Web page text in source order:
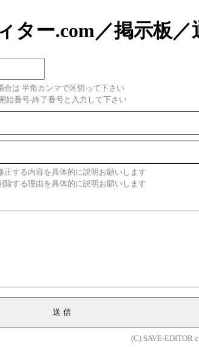
ター.com／掲示板／
合は 半角カンマで区切って下さい
始番号-終了番号と入力して下さい
正する内容を具体的に説明お願いします
除する理由を具体的に説明お願いします
送信
(C) SAVE-